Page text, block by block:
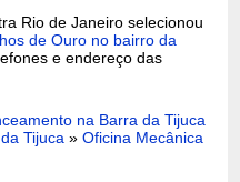
Rio de Janeiro selecionou
de Ouro no bairro da
e endereço das
na Barra da Tijuca
Tijuca »Oficina Mecânica